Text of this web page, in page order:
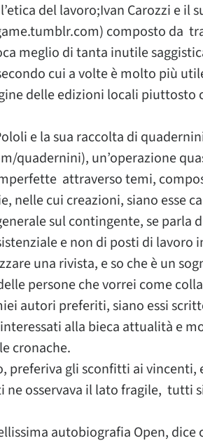
del lavoro;Ivan Carozzi e il
composto da
meglio di tanta inutile
cui a volte è molto più
delle edizioni locali piuttosto
e la sua raccolta di
quadernini), un’operazione
attraverso temi,
nelle cui creazioni, siano esse
sul contingente, se parla
e non di posti di lavoro
una rivista, e so che è un
persone che vorrei come
autori preferiti, siano essi
alla bieca attualità e
cronache.
preferiva gli sconfitti ai
ne osservava il lato fragile, tutti
autobiografia Open,